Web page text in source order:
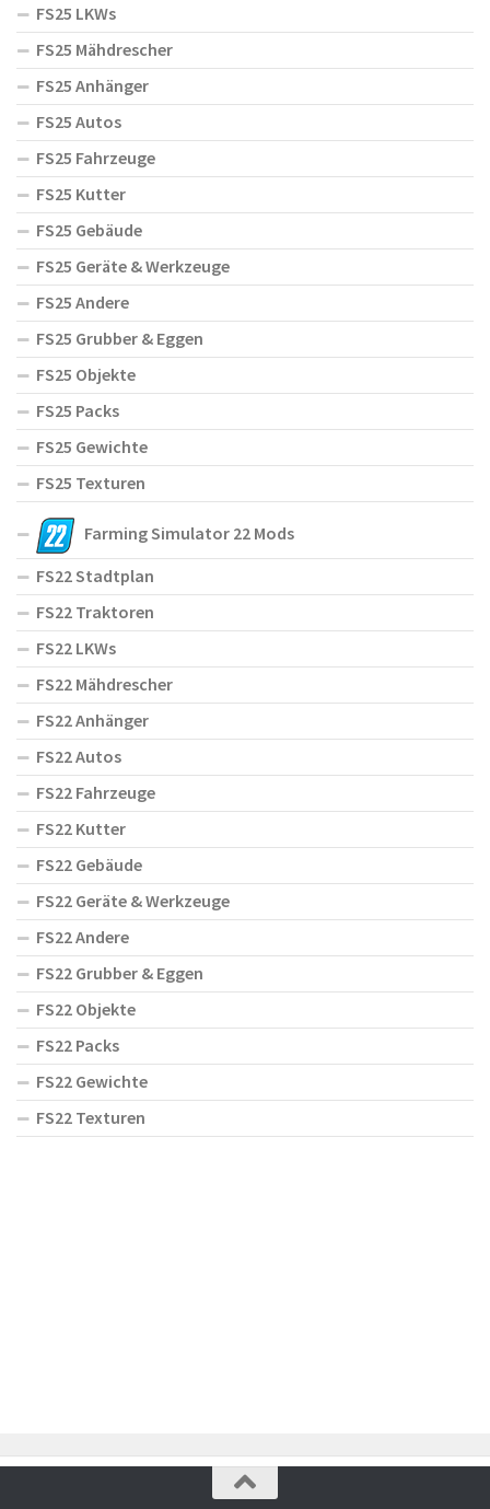
FS25 LKWs
FS25 Mähdrescher
FS25 Anhänger
FS25 Autos
FS25 Fahrzeuge
FS25 Kutter
FS25 Gebäude
FS25 Geräte & Werkzeuge
FS25 Andere
FS25 Grubber & Eggen
FS25 Objekte
FS25 Packs
FS25 Gewichte
FS25 Texturen
Farming Simulator 22 Mods
FS22 Stadtplan
FS22 Traktoren
FS22 LKWs
FS22 Mähdrescher
FS22 Anhänger
FS22 Autos
FS22 Fahrzeuge
FS22 Kutter
FS22 Gebäude
FS22 Geräte & Werkzeuge
FS22 Andere
FS22 Grubber & Eggen
FS22 Objekte
FS22 Packs
FS22 Gewichte
FS22 Texturen